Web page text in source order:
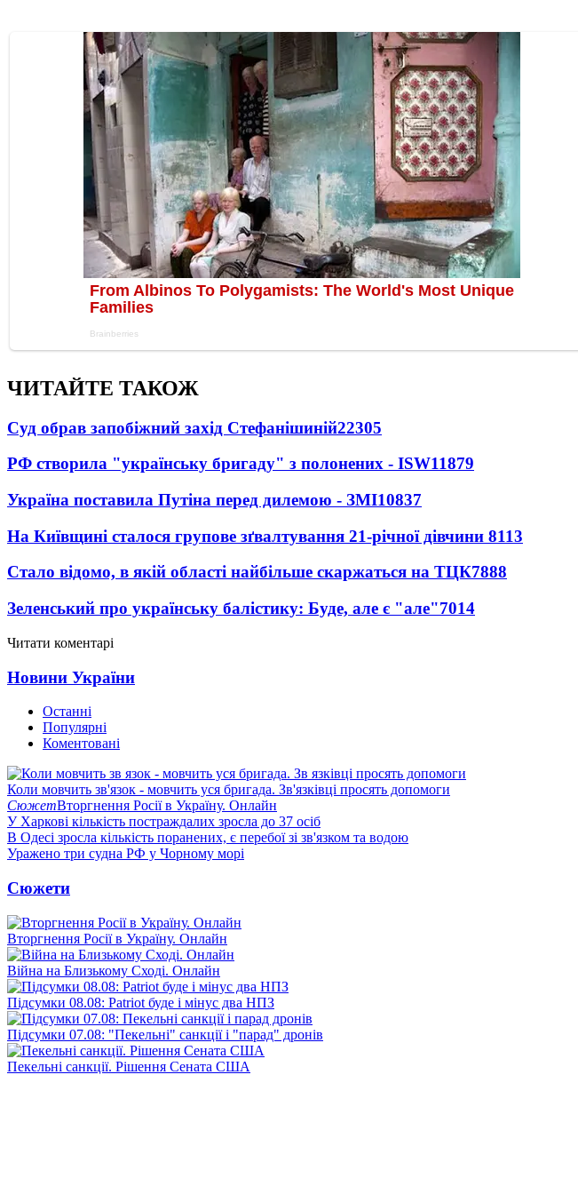
ЧИТАЙТЕ ТАКОЖ
Суд обрав запобіжний захід Стефанішиній22305
РФ створила "українську бригаду" з полонених - ISW11879
Україна поставила Путіна перед дилемою - ЗМІ10837
На Київщині сталося групове зґвалтування 21-річної дівчини 8113
Стало відомо, в якій області найбільше скаржаться на ТЦК7888
Зеленський про українську балістику: Буде, але є "але"7014
Читати коментарі
Новини України
Останні
Популярні
Коментовані
Коли мовчить зв'язок - мовчить уся бригада. Зв'язківці просять допомоги
СюжетВторгнення Росії в Україну. Онлайн
У Харкові кількість постраждалих зросла до 37 осіб
В Одесі зросла кількість поранених, є перебої зі зв'язком та водою
Уражено три судна РФ у Чорному морі
Сюжети
Вторгнення Росії в Україну. Онлайн
Війна на Близькому Сході. Онлайн
Підсумки 08.08: Patriot буде і мінус два НПЗ
Підсумки 07.08: "Пекельні" санкції і "парад" дронів
Пекельні санкції. Рішення Сената США